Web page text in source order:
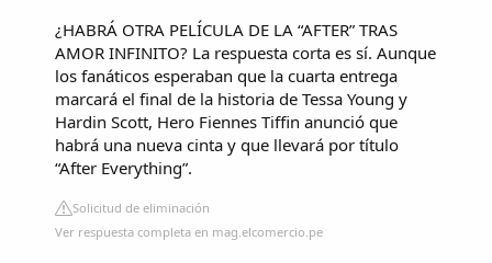
¿HABRÁ OTRA PELÍCULA DE LA “AFTER” TRAS
AMOR INFINITO? La respuesta corta es sí. Aunque
los fanáticos esperaban que la cuarta entrega
marcará el final de la historia de Tessa Young y
Hardin Scott, Hero Fiennes Tiffin anunció que
habrá una nueva cinta y que llevará por título
“After Everything”.
Solicitud de eliminación
Ver respuesta completa en mag.elcomercio.pe